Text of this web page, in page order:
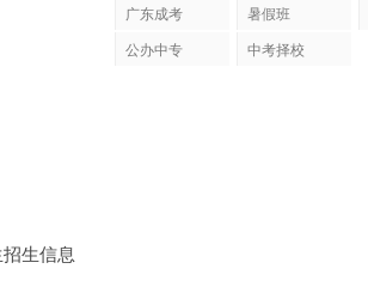
生信息
广东成考
暑假班
公办中专
中考择校